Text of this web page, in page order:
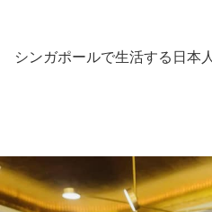
シンガポールで生活する日本